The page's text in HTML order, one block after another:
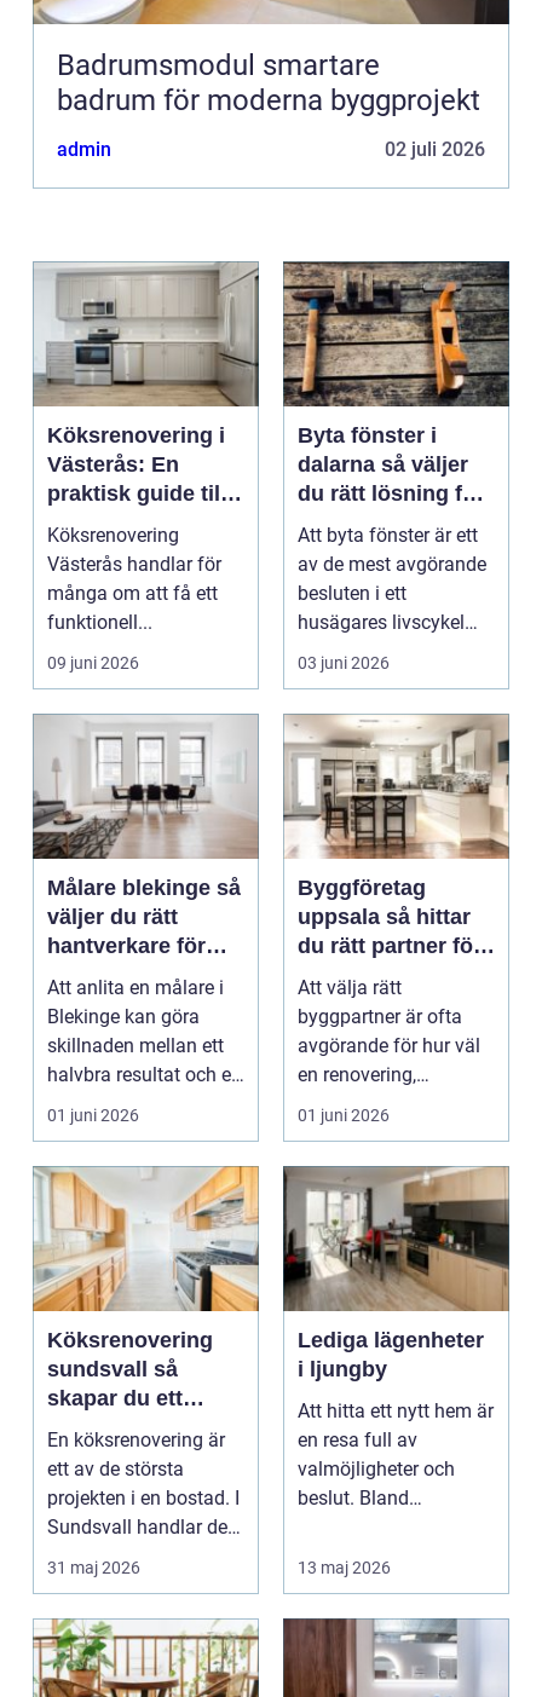
Badrumsmodul smartare
badrum för moderna byggprojekt
admin 02 juli 2026
Köksrenovering i
Västerås: En
praktisk guide till
ett lyckat projekt
Köksrenovering
Västerås handlar för
många om att få ett
funktionell...
09 juni 2026
Byta fönster i
dalarna så väljer
du rätt lösning för
hus och klimat
Att byta fönster är ett
av de mest avgörande
besluten i ett
husägares livscykel
med sitt hem. Rätt f...
03 juni 2026
Målare blekinge så
väljer du rätt
hantverkare för
ditt projekt
Att anlita en målare i
Blekinge kan göra
skillnaden mellan ett
halvbra resultat och ett
hem eller en...
01 juni 2026
Byggföretag
uppsala så hittar
du rätt partner för
renovering och
ombyggnad
Att välja rätt
byggpartner är ofta
avgörande för hur väl
en renovering,
ombyggnad eller
tillbyggnad ...
01 juni 2026
Köksrenovering
sundsvall så
skapar du ett
hållbart och
funktionellt kök
En köksrenovering är
ett av de största
projekten i en bostad. I
Sundsvall handlar det
ofta om att ko...
31 maj 2026
Lediga lägenheter
i ljungby
Att hitta ett nytt hem är
en resa full av
valmöjligheter och
beslut. Bland
och sjö...
13 maj 2026